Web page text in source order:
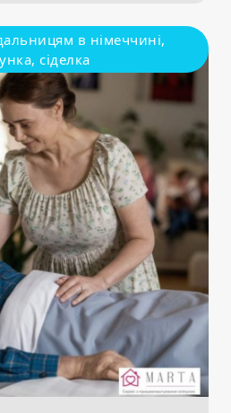
в німеччині,
сіделка